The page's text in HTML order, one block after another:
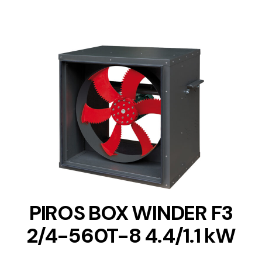
DETAILS
PIROS BOX WINDER F3
2/4-560T-8 4.4/1.1 kW